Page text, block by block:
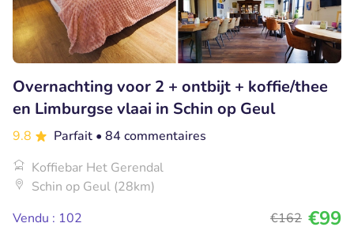
Overnachting voor 2 + ontbijt + koffie/thee
en Limburgse vlaai in Schin op Geul
9.8 Parfait • 84 commentaires
Koffiebar Het Gerendal
Schin op Geul (28km)
Vendu : 102
€162 €99